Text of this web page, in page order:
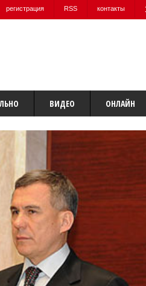
регистрация RSS контакты
ВИДЕО ОНЛАЙН